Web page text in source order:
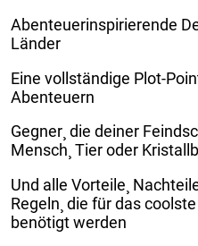
Abenteuerinspirierende
Länder
Eine vollständige Plot-
Abenteuern
Gegner¸ die deiner
Mensch¸ Tier oder
Und alle Vorteile¸
Regeln¸ die für das
benötigt werden